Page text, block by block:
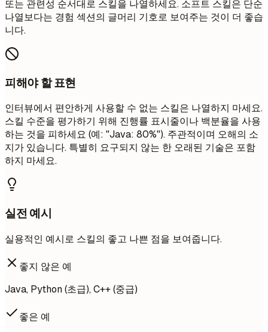
또는 관련성 순서대로 스킬을 나열하세요. 소프트 스킬은 단순
나열보다는 경험 섹션의 글머리 기호로 보여주는 것이 더 좋습
니다.
피해야 할 표현
인터뷰에서 편안하게 사용할 수 없는 스킬은 나열하지 마세요.
스킬 수준을 평가하기 위해 진행률 표시줄이나 백분율을 사용
하는 것을 피하세요 (예: "Java: 80%"). 주관적이며 오해의 소
지가 있습니다. 특별히 요구되지 않는 한 오래된 기술은 포함
하지 마세요.
실전 예시
실용적인 예시로 스킬의 좋고 나쁜 점을 보여줍니다.
좋지 않은 예
Java, Python (초급), C++ (중급)
좋은 예